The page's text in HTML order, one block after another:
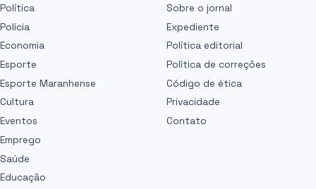
Política
Polícia
Economia
Esporte
Esporte Maranhense
Cultura
Eventos
Emprego
Saúde
Educação
Sobre o jornal
Expediente
Política editorial
Política de correções
Código de ética
Privacidade
Contato